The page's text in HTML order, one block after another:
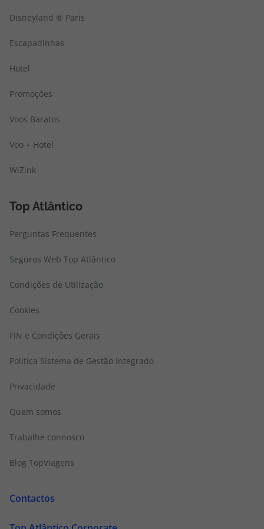
Disneyland ® Paris
Escapadinhas
Hotel
Promoções
Voos Baratos
Voo + Hotel
WiZink
Top Atlântico
Perguntas Frequentes
Seguros Web Top Atlântico
Condições de Utilização
Cookies
FIN e Condições Gerais
Politica Sistema de Gestão Integrado
Privacidade
Quem somos
Trabalhe connosco
Blog TopViagens
Contactos